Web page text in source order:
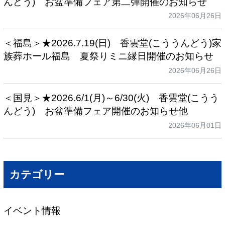
2026年06月26日
＜福島＞★2026.7.19(日) 香雲堂(こううんどう)家
族葬ホール福島 夏祭りミニ縁日開催のお知らせ
2026年06月26日
＜国見＞★2026.6/1(月)～6/30(火) 香雲堂(こうう
んどう) お盆準備フェア開催のお知らせ他
2026年06月01日
カテゴリー
イベント情報